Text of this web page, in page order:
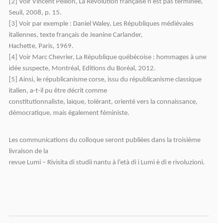
Seuil, 2008, p. 15.
[3] Voir par exemple : Daniel Waley, Les Républiques médiévales
italiennes, texte français de Jeanine Carlander,
Hachette, Paris, 1969.
[4] Voir Marc Chevrier, La République québécoise : hommages à une
idée suspecte, Montréal, Editions du Boréal, 2012.
[5] Ainsi, le républicanisme corse, issu du républicanisme classique
italien, a-t-il pu être décrit comme
constitutionnaliste, laïque, tolérant, orienté vers la connaissance,
démocratique, mais également féministe.
Les communications du colloque seront publiées dans la troisième
livraison de la
revue Lumi – Rivisita di studii nantu à l’età di i Lumi è di e rivoluzioni.